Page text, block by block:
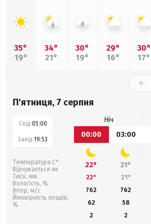
35°
19°
34°
21°
30°
19°
29°
16°
30°
17°
П'ятниця, 7 серпня
Схід:05:00
Захід:19:53
Температура С°
Відчувається як
Тиск, мм
Вологість, %
Вітер, м/с
Ймовірність опадів,
%
Ніч
00:00
03:00
22° 21°
22° 21°
762
762
62
58
2
2